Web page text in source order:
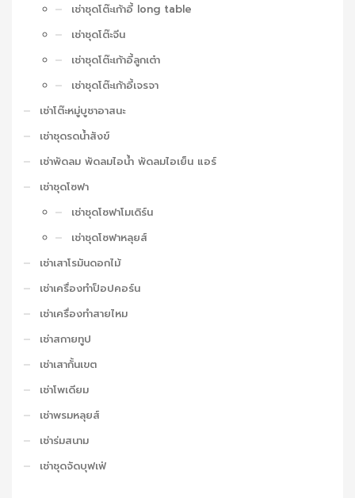
เช่าชุดโต๊ะเก้าอี้ long table
เช่าชุดโต๊ะจีน
เช่าชุดโต๊ะเก้าอี้ลูกเต๋า
เช่าชุดโต๊ะเก้าอี้เจรจา
เช่าโต๊ะหมู่บูชาอาสนะ
เช่าชุดรดน้ำสังข์
เช่าพัดลม พัดลมไอน้ำ พัดลมไอเย็น แอร์
เช่าชุดโซฟา
เช่าชุดโซฟาโมเดิร์น
เช่าชุดโซฟาหลุยส์
เช่าเสาโรมันดอกไม้
เช่าเครื่องทำป็อปคอร์น
เช่าเครื่องทำสายไหม
เช่าสกายทูป
เช่าเสากั้นเขต
เช่าโพเดียม
เช่าพรมหลุยส์
เช่าร่มสนาม
เช่าชุดจัดบุฟเฟ่